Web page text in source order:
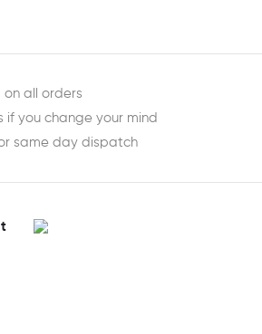
on all orders
if you change your mind
same day dispatch